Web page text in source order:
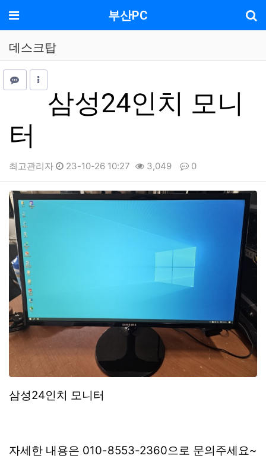
메뉴 부산PC
데스크탑
삼성24인치 모니
터
최고관리자 23-10-26 10:27 3,049 0
본문
삼성24인치 모니터
자세한 내용은 010-8553-2360으로 문의주세요~